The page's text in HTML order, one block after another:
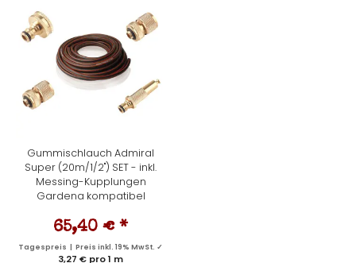
Gummischlauch Admiral
Super (20m/1/2") SET - inkl.
Messing-Kupplungen
Gardena kompatibel
65,40 € *
Tagespreis | Preis inkl. 19% MwSt. ✓
3,27 € pro 1 m